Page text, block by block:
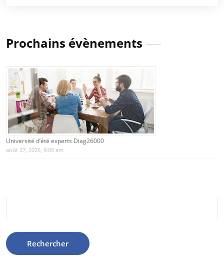
Prochains évènements
Université d’été experts Diag26000
août 27, 2026, 9:00 am